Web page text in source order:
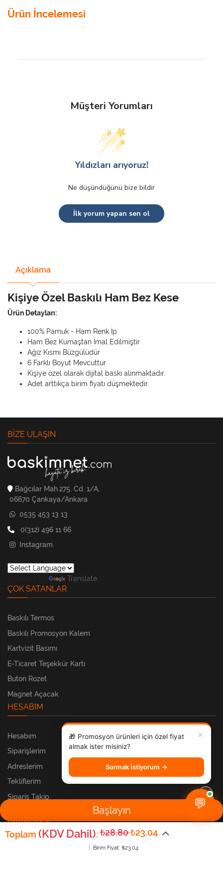
Toplam (KDV Dahil): ₺28.80₺23.04
Birim Fiyat: ₺23.04
Başlayın
Ürün İncelemesi
Müşteri Yorumları
Yıldızları arıyoruz!
Ne düşündüğünü bize bildir
İlk yorum yapan sen ol
Açıklama
Kişiye Özel Baskılı Ham Bez Kese
Ürün Detayları:
100% Pamuk - Ham Renk İp
Ham Bez Kumaştan İmal Edilmiştir
Ağız Kısmı Büzgülüdür
6 Farklı Boyut Mevcuttur
Kişiye özel olarak dijital baskı alınmaktadır.
Adet arttıkça birim fiyatı düşmektedir.
BIZE ULAŞIN
Bağcılar Mah.275. Cd. 1/A,
06670 Çankaya/Ankara
0535 453 13 13
0(312) 496 11 66
Instagram
Translate
ÇOK SATANLAR
Baskılı Termos
Baskılı Promosyon Kalem
Kartvizit Basımı
E-Ticaret Teşekkür Kartı
Buton Rozet
Magnet Açacak
HESABIM
Hesabım
Siparişlerim
Adreslerim
Tekliflerim
Sipariş Takip
KURUMSAL
💬
✕
🎁 Promosyon ürünleri için özel fiyat
almak ister misiniz?
Sormak İstiyorum →